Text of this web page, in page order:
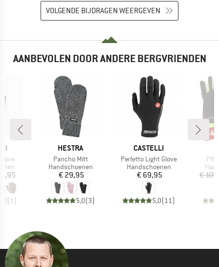
VOLGENDE BIJDRAGEN WEERGEVEN
AANBEVOLEN DOOR ANDERE BERGVRIENDEN
(1)
MERK
HESTRA
Artikel
Pancho Mitt
Productgroep
Handschoenen
Prijs
€ 29,95
5,0(3)
MERK
CASTELLI
Artikel
Perfetto Light Glove
Productgroep
Handschoenen
Prijs
€ 69,95
5,0(11)
€
-